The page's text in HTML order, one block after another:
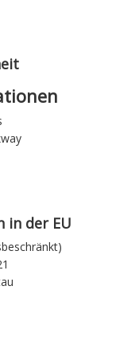
in der EU